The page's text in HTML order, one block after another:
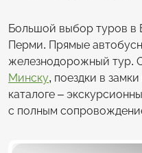
Большой выбор туров в
Перми. Прямые
железнодорожный тур.
Минску, поездки в
каталоге –
с полным